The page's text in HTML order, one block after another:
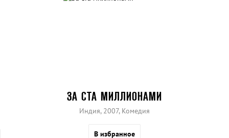
ЗА СТА МИЛЛИОНАМИ
Индия, 2007, Комедия
В избранное